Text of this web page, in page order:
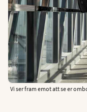
Vi ser fram emot att se er